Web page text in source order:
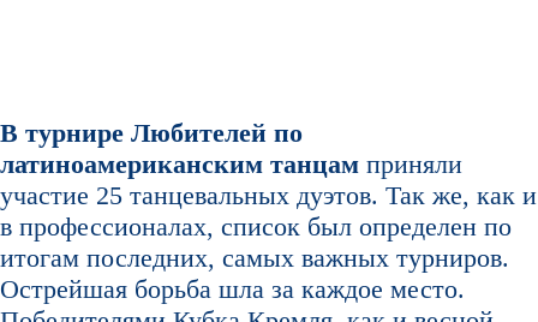
В турнире Любителей по
латиноамериканским танцам приняли
участие 25 танцевальных дуэтов. Так же, как и
в профессионалах, список был определен по
итогам последних, самых важных турниров.
Острейшая борьба шла за каждое место.